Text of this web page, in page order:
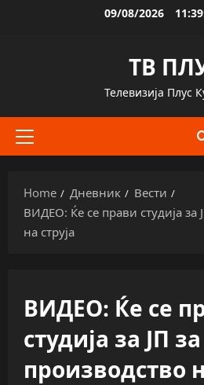
09/08/2026
ТВ
Телевизија Плус
Primary
Home Дневник
Вести
ВИДЕО: Ќе се прави студија за
на струја
ВИДЕО: Ќе се
студија за ЈП за
производство